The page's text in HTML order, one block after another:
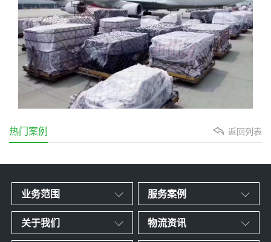
返回列表
热门案例
业务范围 服务案例
关于我们 物流资讯